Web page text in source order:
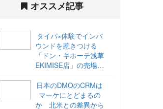
オススメ記事
タイパ×体験でインバ
ウンドを惹きつける
「ドン・キホーテ浅草
EKIMISE店」の売場づ
日本のDMOのCRMは
マーケにとどまるの
か 北米との差異から